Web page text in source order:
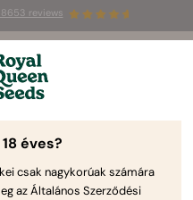
reviews
la 50% reducere
éves?
csak nagykorúak számára
az Általános Szerződési